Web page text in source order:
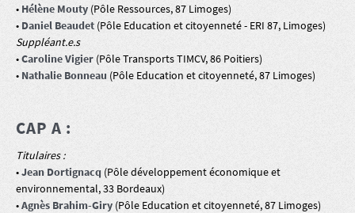
• Hélène Mouty (Pôle Ressources, 87 Limoges)
• Daniel Beaudet (Pôle Education et citoyenneté - ERI 87, Limoges)
Suppléant.e.s
•Caroline Vigier (Pôle Transports TIMCV, 86 Poitiers)
• Nathalie Bonneau (Pôle Education et citoyenneté, 87 Limoges)
CAP A :
Titulaires :
•Jean Dortignacq (Pôle développement économique et
environnemental, 33 Bordeaux)
•Agnès Brahim-Giry (Pôle Education et citoyenneté, 87 Limoges)